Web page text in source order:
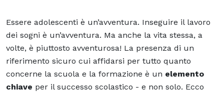
Essere adolescenti è un’avventura. Inseguire il lavoro
dei sogni è un’avventura. Ma anche la vita stessa, a
volte, è piuttosto avventurosa! La presenza di un
riferimento sicuro cui affidarsi per tutto quanto
concerne la scuola e la formazione è un elemento
chiave per il successo scolastico - e non solo. Ecco